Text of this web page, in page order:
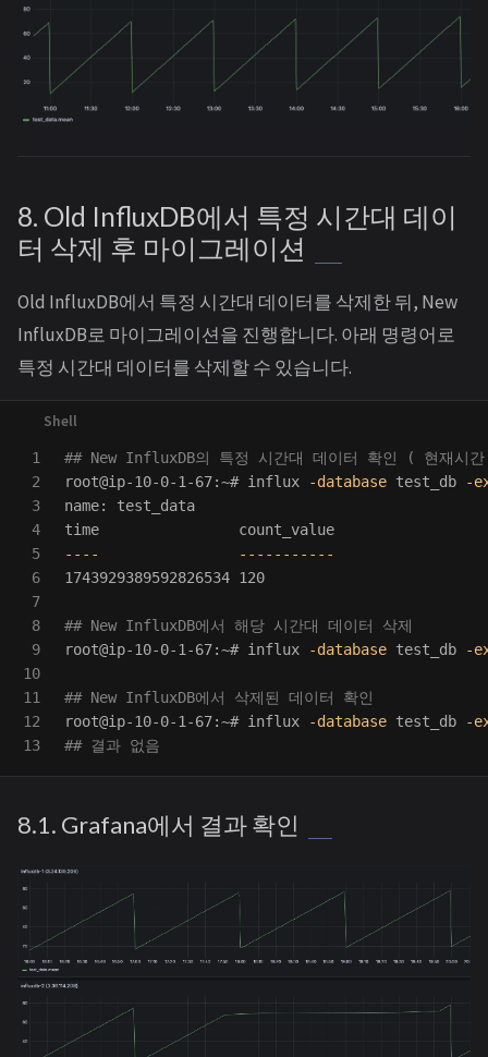
8. Old InfluxDB에서 특정 시간대 데이
터 삭제 후 마이그레이션
Old InfluxDB에서 특정 시간대 데이터를 삭제한 뒤, New
InfluxDB로 마이그레이션을 진행합니다. 아래 명령어로
특정 시간대 데이터를 삭제할 수 있습니다.
1
2
3
4
5
6
7
8
9
10
11
12
## New InfluxDB의 특정 시간대 데이터 확인 ( 현재시
root@ip-10-0-1-67:~# influx
-database test_db
-
time
----
-----------
1743929389592826534 120
## New InfluxDB에서 해당 시간대 데이터 삭제
root@ip-10-0-1-67:~# influx
-database test_db -
## New InfluxDB에서 삭제된 데이터 확인
root@ip-10-0-1-67:~# influx
-database test_db
-
## 결과 없음
8.1. Grafana에서 결과 확인